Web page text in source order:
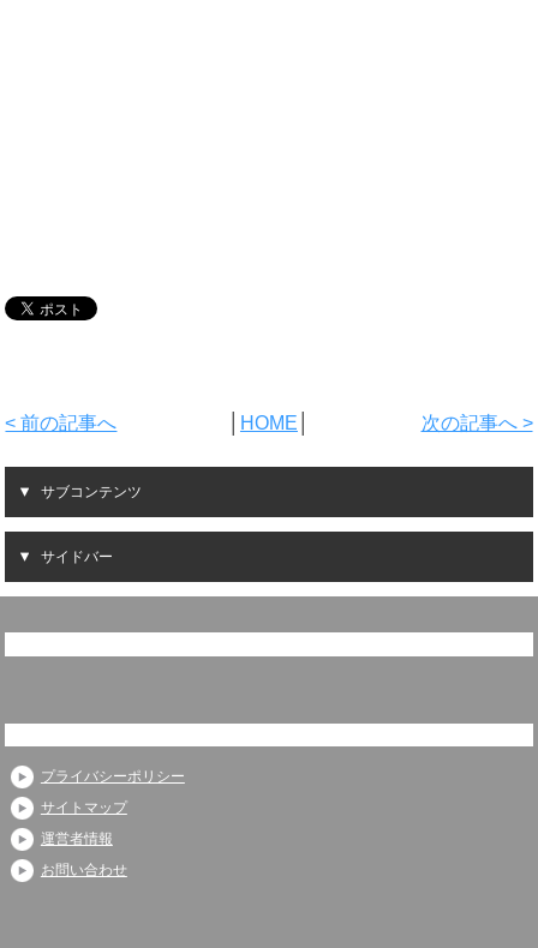
< 前の記事へ HOME 次の記事へ >
サブコンテンツ
サイドバー
プライバシーポリシー
サイトマップ
運営者情報
お問い合わせ